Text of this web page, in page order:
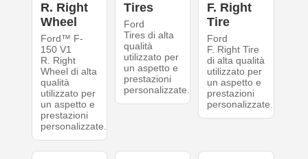
R. Right
Wheel
Ford™ F-
150 V1
R. Right
Wheel di alta
qualità
utilizzato per
un aspetto e
prestazioni
personalizzate.
Tires
Ford
Tires di alta
qualità
utilizzato per
un aspetto e
prestazioni
personalizzate.
F. Right
Tire
Ford
F. Right Tire
di alta qualità
utilizzato per
un aspetto e
prestazioni
personalizzate.